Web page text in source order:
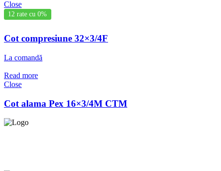
Close
12 rate cu 0%
Cot compresiune 32×3/4F
La comandă
Read more
Close
Cot alama Pex 16×3/4M CTM